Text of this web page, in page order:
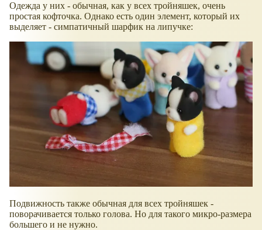
Одежда у них - обычная, как у всех тройняшек, очень
простая кофточка. Однако есть один элемент, который их
выделяет - симпатичный шарфик на липучке:
Подвижность также обычная для всех тройняшек -
поворачивается только голова. Но для такого микро-размера
большего и не нужно.